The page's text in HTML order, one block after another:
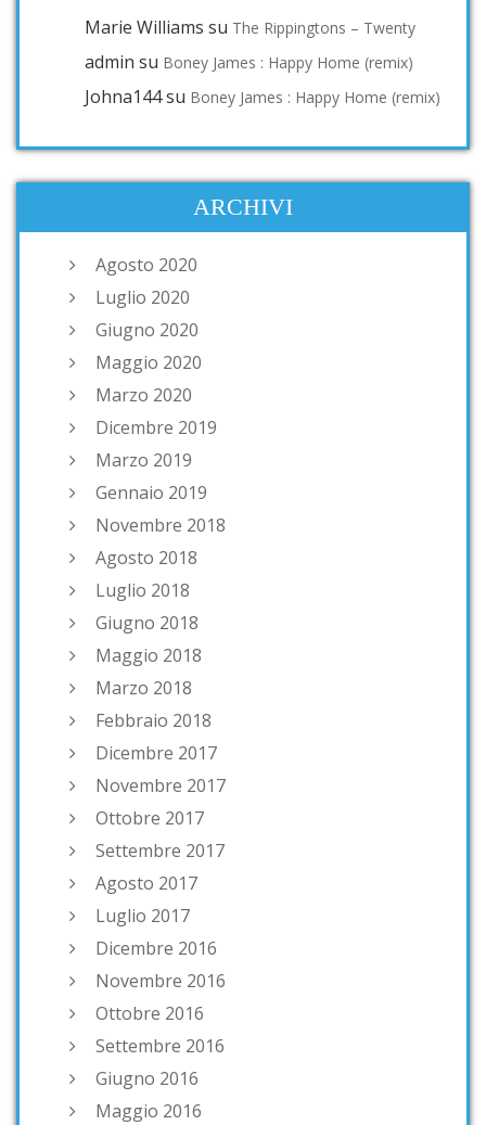
Marie Williams su The Rippingtons – Twenty
admin su Boney James : Happy Home (remix)
Johna144su Boney James : Happy Home (remix)
ARCHIVI
Agosto 2020
Luglio 2020
Giugno 2020
Maggio 2020
Marzo 2020
Dicembre 2019
Marzo 2019
Gennaio 2019
Novembre 2018
Agosto 2018
Luglio 2018
Giugno 2018
Maggio 2018
Marzo 2018
Febbraio 2018
Dicembre 2017
Novembre 2017
Ottobre 2017
Settembre 2017
Agosto 2017
Luglio 2017
Dicembre 2016
Novembre 2016
Ottobre 2016
Settembre 2016
Giugno 2016
Maggio 2016